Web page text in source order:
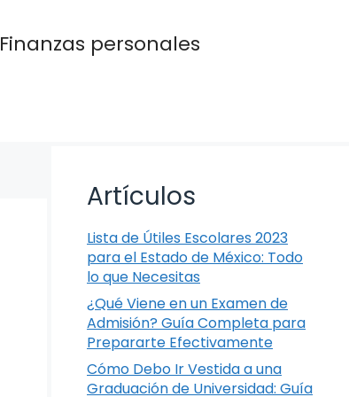
Finanzas personales
Artículos
Lista de Útiles Escolares 2023
para el Estado de México: Todo
lo que Necesitas
¿Qué Viene en un Examen de
Admisión? Guía Completa para
Prepararte Efectivamente
Cómo Debo Ir Vestida a una
Graduación de Universidad: Guía